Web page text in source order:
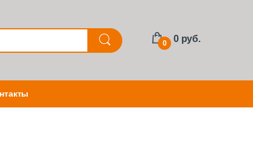
0 0 руб.